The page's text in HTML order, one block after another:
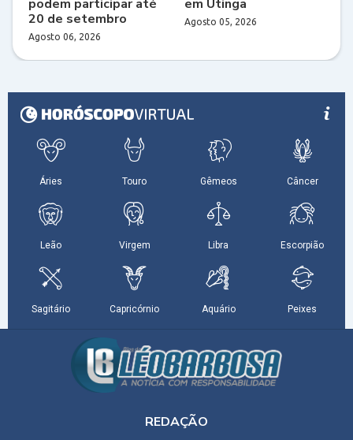
podem participar até
20 de setembro
Agosto 06, 2026
em Utinga
Agosto 05, 2026
REDAÇÃO